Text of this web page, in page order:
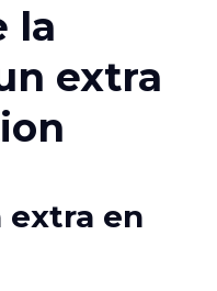
la
extra
extra en